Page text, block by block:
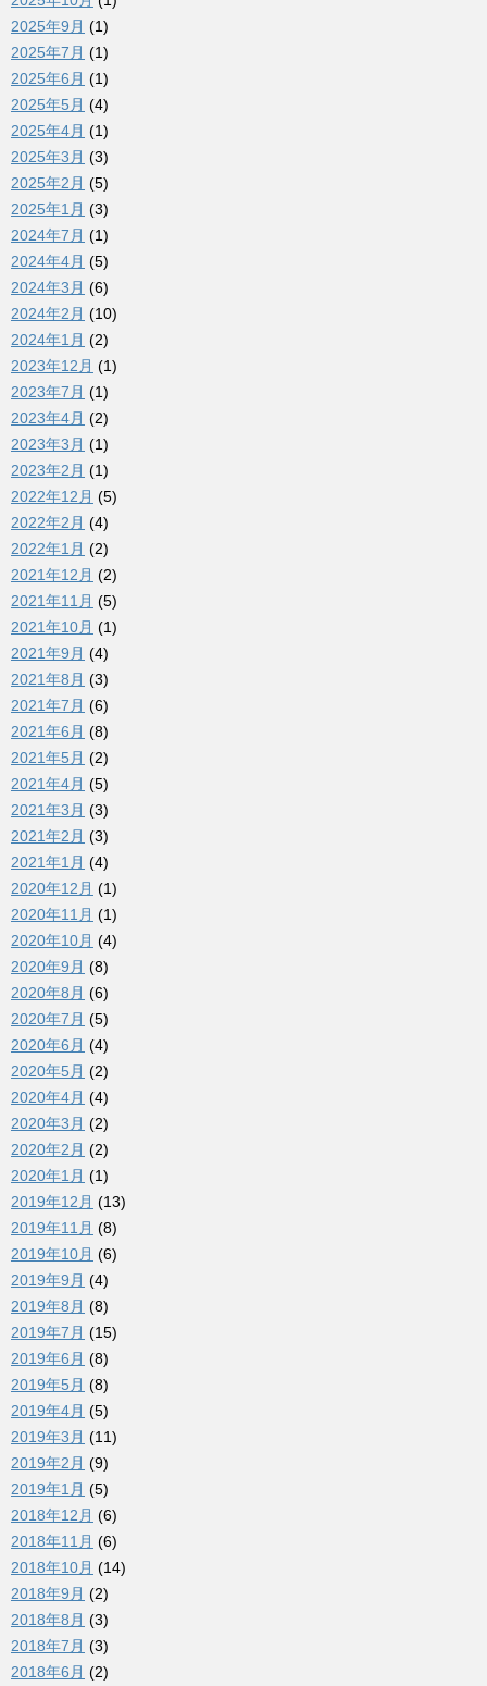
2025年9月 (1)
2025年7月 (1)
2025年6月 (1)
2025年5月 (4)
2025年4月 (1)
2025年3月 (3)
2025年2月 (5)
2025年1月 (3)
2024年7月 (1)
2024年4月 (5)
2024年3月 (6)
2024年2月 (10)
2024年1月 (2)
2023年12月 (1)
2023年7月 (1)
2023年4月 (2)
2023年3月 (1)
2023年2月 (1)
2022年12月 (5)
2022年2月 (4)
2022年1月 (2)
2021年12月 (2)
2021年11月 (5)
2021年10月 (1)
2021年9月 (4)
2021年8月 (3)
2021年7月 (6)
2021年6月 (8)
2021年5月 (2)
2021年4月 (5)
2021年3月 (3)
2021年2月 (3)
2021年1月 (4)
2020年12月 (1)
2020年11月 (1)
2020年10月 (4)
2020年9月 (8)
2020年8月 (6)
2020年7月 (5)
2020年6月 (4)
2020年5月 (2)
2020年4月 (4)
2020年3月 (2)
2020年2月 (2)
2020年1月 (1)
2019年12月 (13)
2019年11月 (8)
2019年10月 (6)
2019年9月 (4)
2019年8月 (8)
2019年7月 (15)
2019年6月 (8)
2019年5月 (8)
2019年4月 (5)
2019年3月 (11)
2019年2月 (9)
2019年1月 (5)
2018年12月 (6)
2018年11月 (6)
2018年10月 (14)
2018年9月 (2)
2018年8月 (3)
2018年7月 (3)
2018年6月 (2)